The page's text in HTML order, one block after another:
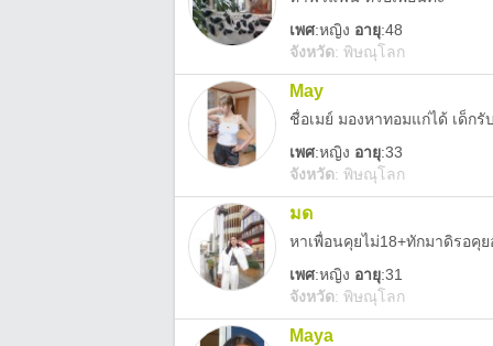
เพศ:หญิง อายุ:48
จังหวัด: พิษณุโลก
May
ชื่อเมย์ มองหาทอมแก่ได้ เด็กรั
เพศ:หญิง อายุ:33
จังหวัด: พิษณุโลก
มด
หาเพื่อนคุยไม่18+ทักมาดิรอคุย
เพศ:หญิง อายุ:31
จังหวัด: พิษณุโลก
Maya